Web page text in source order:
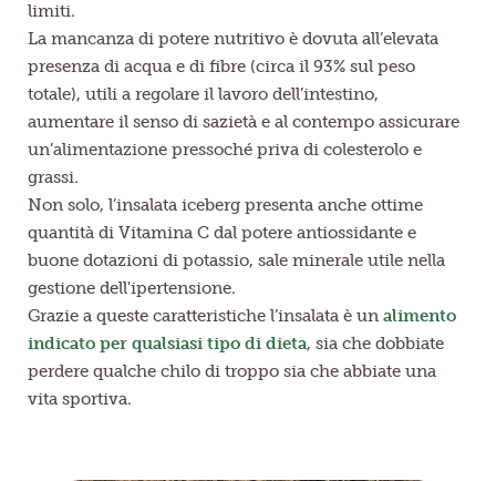
limiti.
La mancanza di potere nutritivo è dovuta all’elevata
presenza di acqua e di fibre (circa il 93% sul peso
totale), utili a regolare il lavoro dell’intestino,
aumentare il senso di sazietà e al contempo assicurare
un’alimentazione pressoché priva di colesterolo e
grassi.
Non solo, l’insalata iceberg presenta anche ottime
quantità di Vitamina C dal potere antiossidante e
buone dotazioni di potassio, sale minerale utile nella
gestione dell'ipertensione.
Grazie a queste caratteristiche l’insalata è un alimento
indicato per qualsiasi tipo di dieta, sia che dobbiate
perdere qualche chilo di troppo sia che abbiate una
vita sportiva.